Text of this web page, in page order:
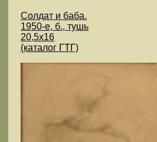
Солдат и баба.
1950-е, б., тушь
20,5х16
(каталог ГТГ)